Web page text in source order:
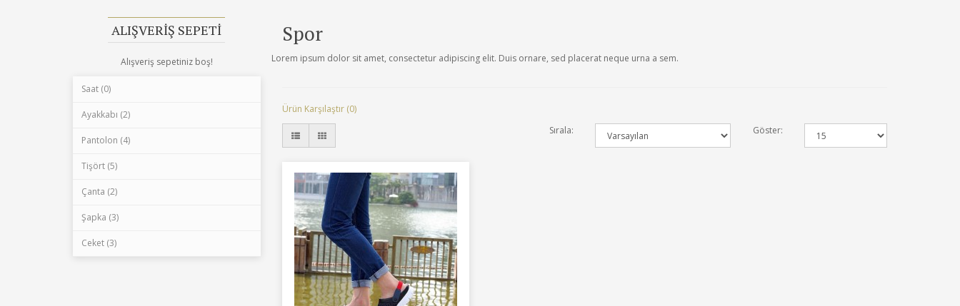
ALIŞVERIŞ SEPETI
Alışveriş sepetiniz boş!
Saat (0)
Ayakkabı (2)
Pantolon (4)
Tişört (5)
Çanta (2)
Şapka (3)
Ceket (3)
Spor
Lorem ipsum dolor sit amet, consectetur adipiscing elit. Duis ornare, sed placerat neque urna a sem.
Ürün Karşılaştır (0)
Sırala:
Göster: